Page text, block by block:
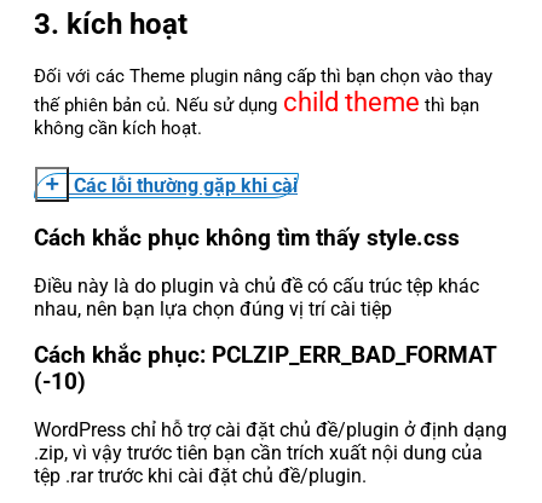
3. kích hoạt
Đối với các Theme plugin nâng cấp thì bạn chọn vào thay
thế phiên bản củ. Nếu sử dụng child theme thì bạn
không cần kích hoạt.
Các lỗi thường gặp khi cài
Cách khắc phục không tìm thấy style.css
Điều này là do plugin và chủ đề có cấu trúc tệp khác
nhau, nên bạn lựa chọn đúng vị trí cài tiệp
Cách khắc phục: PCLZIP_ERR_BAD_FORMAT
(-10)
WordPress chỉ hỗ trợ cài đặt chủ đề/plugin ở định dạng
.zip, vì vậy trước tiên bạn cần trích xuất nội dung của
tệp .rar trước khi cài đặt chủ đề/plugin.